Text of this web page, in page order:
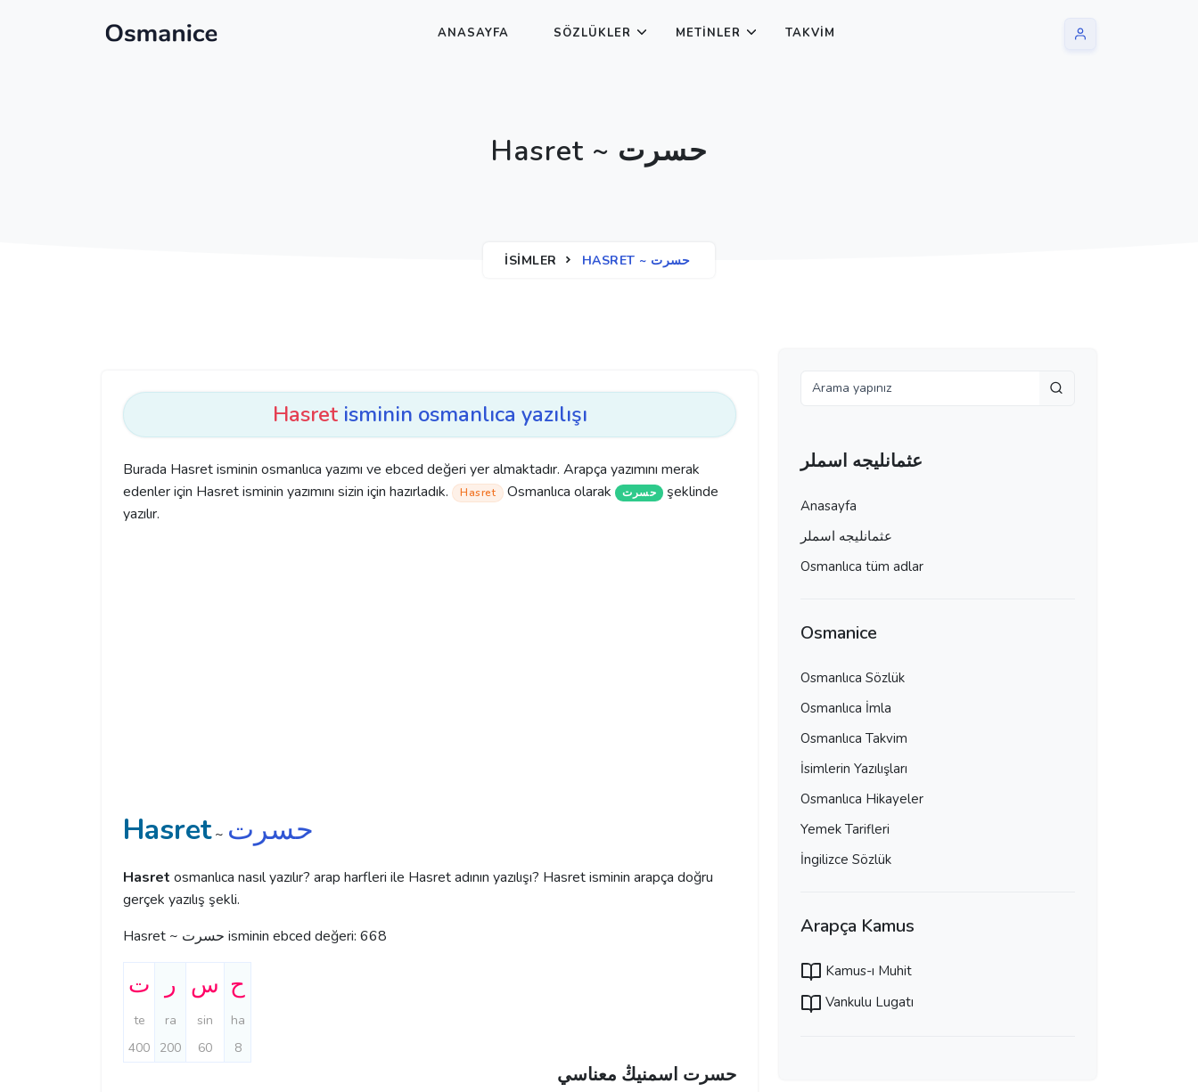
ANASAYFA SÖZLÜKLER METINLER TAKVIM
Hasret ~ حسرت
İSIMLER HASRET ~ حسرت
Hasretisminin osmanlıca yazılışı
Burada Hasret isminin osmanlıca yazımı ve ebced değeri yer almaktadır. Arapça yazımını merak
edenler için Hasret isminin yazımını sizin için hazırladık.
Hasret Osmanlıca olarak حسرت
şeklinde
yazılır.
Hasret~ حسرت
Hasret osmanlıca nasıl yazılır? arap harfleri ile Hasret adının yazılışı? Hasret isminin arapça doğru
gerçek yazılış şekli.
Hasret ~ حسرت isminin ebced değeri: 668
ح س ر ت
ha
sin
ra
te
8
60
200
400
حسرت اسمنيڭ معناسي
عثمانليجه اسملر
Anasayfa
عثمانليجه اسملر
Osmanlıca tüm adlar
Osmanice
Osmanlıca Sözlük
Osmanlıca İmla
Osmanlıca Takvim
İsimlerin Yazılışları
Osmanlıca Hikayeler
Yemek Tarifleri
İngilizce Sözlük
Arapça Kamus
Kamus-ı Muhit
Vankulu Lugatı